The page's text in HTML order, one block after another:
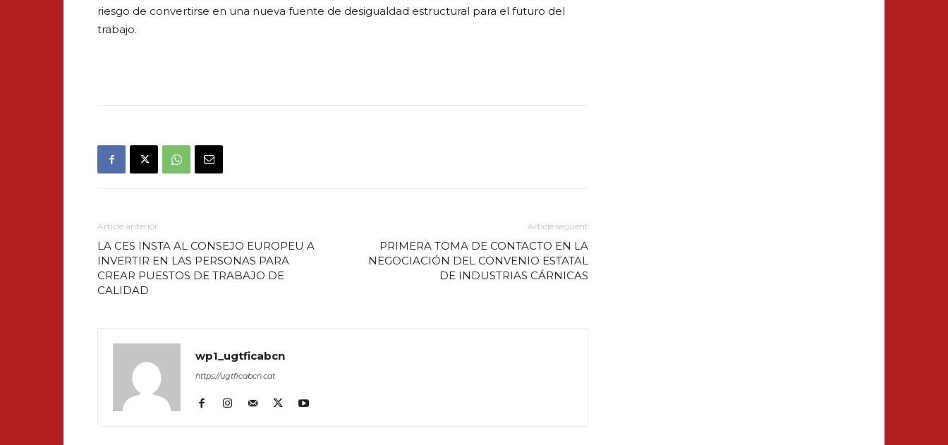
riesgo de convertirse en una nueva fuente de desigualdad estructural para el futuro del
trabajo.
Article anterior
LA CES INSTA AL CONSEJO EUROPEU A
INVERTIR EN LAS PERSONAS PARA
CREAR PUESTOS DE TRABAJO DE
CALIDAD
Article següent
PRIMERA TOMA DE CONTACTO EN LA
NEGOCIACIÓN DEL CONVENIO ESTATAL
DE INDUSTRIAS CÁRNICAS
wp1_ugtficabcn
https://ugtficabcn.cat